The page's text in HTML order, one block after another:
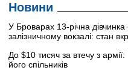
Новини
У Броварах 13-річна
залізничному вокзалі: стан
До $10 тисяч за втечу з
його спільників